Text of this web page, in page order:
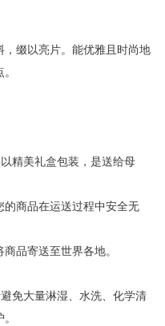
缀以亮片。能优雅且时尚地
精美礼盒包装，是送给母
商品在运送过程中安全无
品寄送至世界各地。
免大量淋湿、水洗、化学清